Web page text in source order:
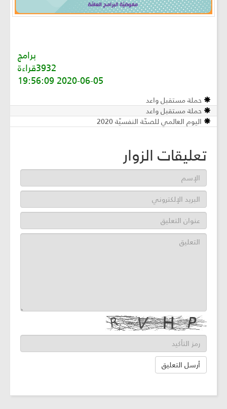
برامج
3932قراءة
2020-06-05 19:56:09
حملة مستقبل واعد
حملة مستقبل واعد
اليوم العالمي للصحّة النفسيّة 2020
تعليقات الزوار